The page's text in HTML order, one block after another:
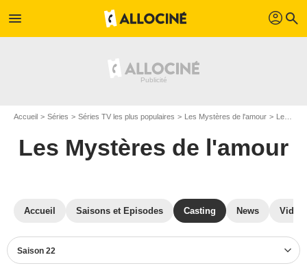
menu profil search
Accueil Séries Séries TV les plus populaires Les Mystères de l'amour Les Mystères de l'amour S22
Les Mystères de l'amour
Accueil Saisons et Episodes Casting News
Saison 22